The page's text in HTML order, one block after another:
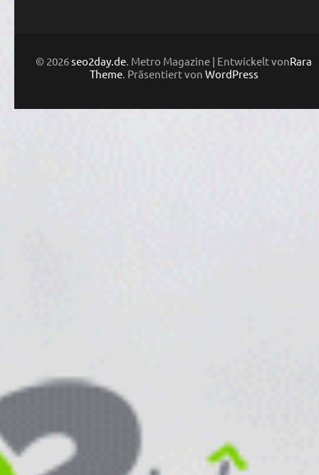
© 2026seo2day.de. Metro Magazine | Entwickelt vonRara
Theme. Präsentiert von WordPress